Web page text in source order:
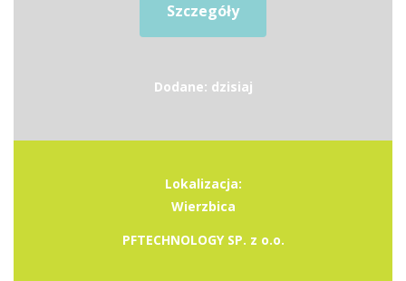
Szczegóły
Dodane: dzisiaj
Lokalizacja:
Wierzbica
PFTECHNOLOGY SP. z o.o.